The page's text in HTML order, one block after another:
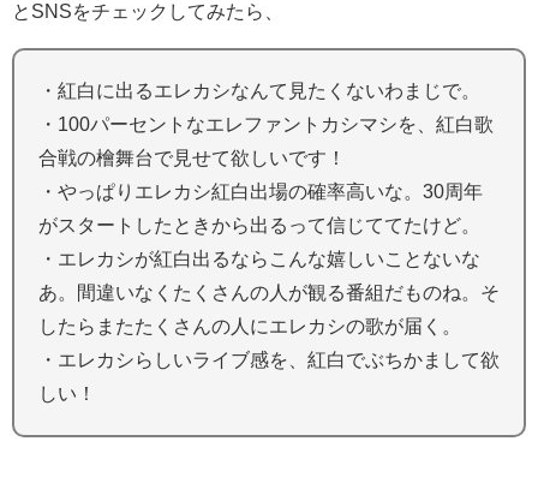
とSNSをチェックしてみたら、
・紅白に出るエレカシなんて見たくないわまじで。
・100パーセントなエレファントカシマシを、紅白歌
合戦の檜舞台で見せて欲しいです！
・やっぱりエレカシ紅白出場の確率高いな。30周年
がスタートしたときから出るって信じててたけど。
・エレカシが紅白出るならこんな嬉しいことないな
あ。間違いなくたくさんの人が観る番組だものね。そ
したらまたたくさんの人にエレカシの歌が届く。
・エレカシらしいライブ感を、紅白でぶちかまして欲
しい！